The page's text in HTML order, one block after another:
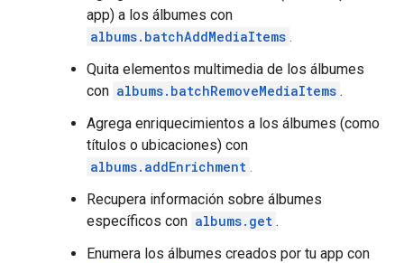
app) a los álbumes con
albums.batchAddMediaItems .
Quita elementos multimedia de los álbumes
con albums.batchRemoveMediaItems .
Agrega enriquecimientos a los álbumes (como
títulos o ubicaciones) con
albums.addEnrichment .
Recupera información sobre álbumes
específicos con albums.get .
Enumera los álbumes creados por tu app con